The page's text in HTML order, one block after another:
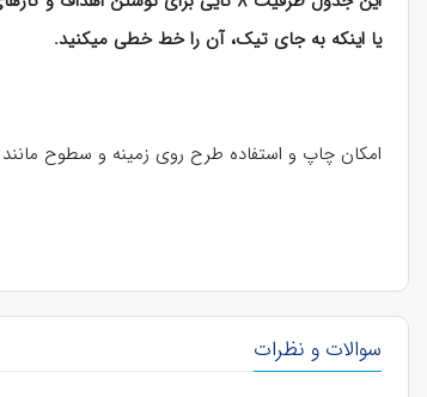
یا اینکه به جای تیک، آن را خط خطی میکنید.
امکان چاپ و استفاده طرح روی زمینه و سطوح
سوالات و نظرات